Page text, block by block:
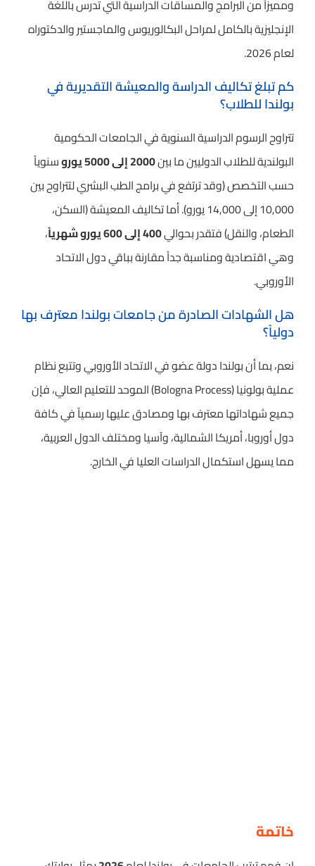
ومميزاً من البرامج والمساقات الدراسية التي تدرس باللغة
الإنجليزية بالكامل لمراحل البكالوريوس والماجستير والدكتوراه
لعام 2026.
كم تبلغ تكاليف الدراسة والمعيشة التقديرية في
بولندا للطلاب؟
تتراوح الرسوم الدراسية السنوية في الجامعات الحكومية
البولندية للطلاب الدوليين ما بين2000 إلى 5000 يورو
سنوياً
حسب التخصص (وقد ترتفع في برامج الطب البشري لتتراوح بين
10,000 إلى 14,000 يورو). أما تكاليف المعيشة (السكن،
الطعام، والنقل) فتقدر بحوالي400 إلى 600 يورو شهرياً
،
وهي اقتصادية ومناسبة جداً مقارنة بباقي دول الاتحاد
الأوروبي.
هل الشهادات الصادرة من جامعات بولندا معترف بها
دولياً؟
نعم، بما أن بولندا دولة عضو في الاتحاد الأوروبي وتتبع نظام
عملية بولونيا (Bologna Process) الموحد للتعليم العالي، فإن
جميع شهاداتها معترف بها ومصادق عليها رسمياً في كافة
دول أوروبا، أمريكا الشمالية، وآسيا ومختلف الدول العربية،
مما يسهل استكمال الدراسات العليا في الخارج.
خاتمة